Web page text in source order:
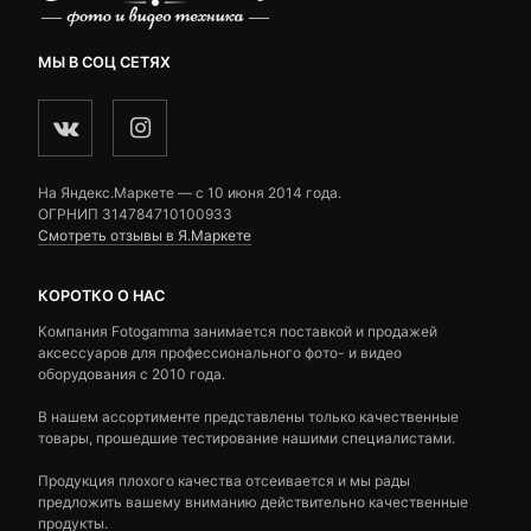
МЫ В СОЦ СЕТЯХ
На Яндекс.Маркете — c 10 июня 2014 года.
ОГРНИП 314784710100933
Смотреть отзывы в Я.Маркете
КОРОТКО О НАС
Компания Fotogamma занимается поставкой и продажей
аксессуаров для профессионального фото- и видео
оборудования с 2010 года.
В нашем ассортименте представлены только качественные
товары, прошедшие тестирование нашими специалистами.
Продукция плохого качества отсеивается и мы рады
предложить вашему вниманию действительно качественные
продукты.